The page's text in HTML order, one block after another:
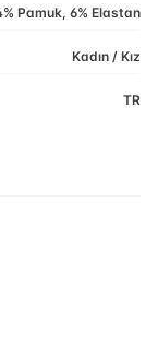
Pamuk, 6% Elastan
Kadın / Kız
TR